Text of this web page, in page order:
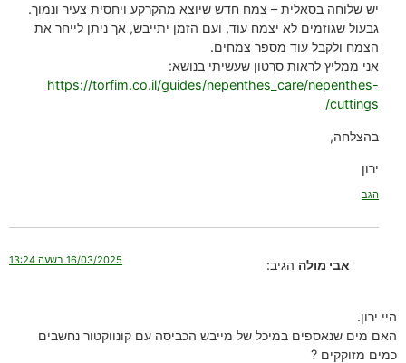
יש שלוחה בסאלית – צמח חדש שיוצא מהקרקע ויחסית צעיר ונמוך.
גבעול שגוזמים לא יצמח עוד, ועם הזמן יתייבש, אך ניתן לייחר את
הצמח ולקבל עוד מספר צמחים.
אני ממליץ לראות סרטון שעשיתי בנושא:
https://torfim.co.il/guides/nepenthes_care/nepenthes-
cuttings/
בהצלחה,
ירון
הגב
אבי מולה הגיב: 16/03/2025 בשעה 13:24
היי ירון.
האם מים שנאספים במיכל של מייבש הכביסה עם קונווקטור נחשבים
כמים מזוקקים ?